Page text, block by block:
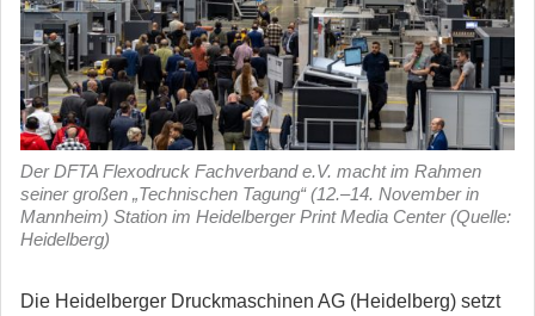
Der DFTA Flexodruck Fachverband e.V. macht im Rahmen
seiner großen „Technischen Tagung“ (12.–14. November in
Mannheim) Station im Heidelberger Print Media Center (Quelle:
Heidelberg)
Die Heidelberger Druckmaschinen AG (Heidelberg) setzt